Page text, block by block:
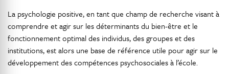
La psychologie positive, en tant que champ de recherche visant à
comprendre et agir sur les déterminants du bien-être et le
fonctionnement optimal des individus, des groupes et des
institutions, est alors une base de référence utile pour agir sur le
développement des compétences psychosociales à l’école.